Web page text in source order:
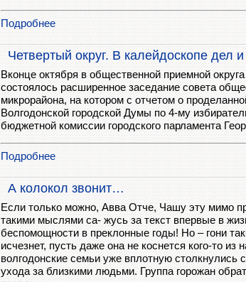
Подробнее
Четвертый округ. В калейдоскопе дел
Вконце октября в общественной приемной
состоялось расширенное заседание совета
микрорайона, на котором с отчетом о
Волгодонской городской Думы по 4-му
бюджетной комиссии городского парламента
Подробнее
А колокол звонит…
Если только можно, Aвва Oтче, Чашу эту мимо
такими мыслями са- жусь за текст впервые в
беспомощности в преклонные годы! Но – гони
исчезнет, пусть даже она не коснется кого-то из
волгодонские семьи уже вплотную столкнулись
ухода за близкими людьми. Группа горожан